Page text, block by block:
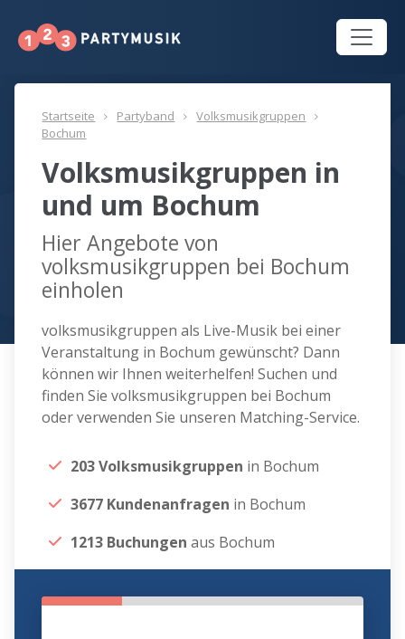
Startseite Partyband
Volksmusikgruppen
Bochum
Volksmusikgruppen in
und um Bochum
Hier Angebote von
volksmusikgruppen bei Bochum
einholen
volksmusikgruppen als Live-Musik bei einer
Veranstaltung in Bochum gewünscht? Dann
können wir Ihnen weiterhelfen! Suchen und
finden Sie volksmusikgruppen bei Bochum
oder verwenden Sie unseren Matching-Service.
203 Volksmusikgruppen in Bochum
3677 Kundenanfragen in Bochum
1213 Buchungen aus Bochum